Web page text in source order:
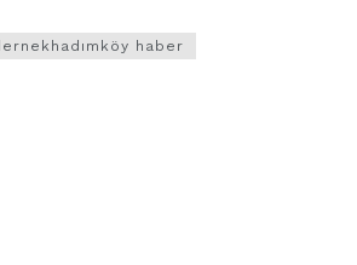
haber